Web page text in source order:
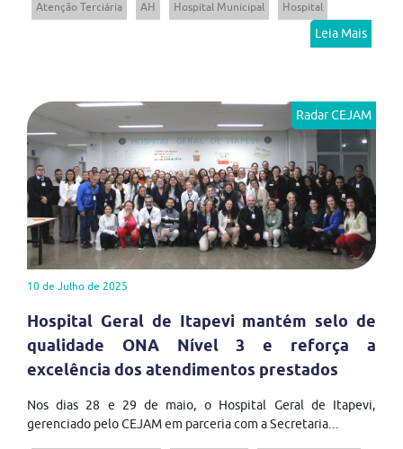
Atenção Terciária
AH Hospital Municipal Hospital
Leia Mais
Radar CEJAM
10 de Julho de 2025
Hospital Geral de Itapevi mantém selo de
qualidade ONA Nível 3 e reforça a
excelência dos atendimentos prestados
Nos dias 28 e 29 de maio, o Hospital Geral de Itapevi,
gerenciado pelo CEJAM em parceria com a Secretaria...